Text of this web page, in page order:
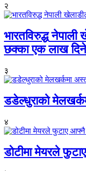
२
भारतविरुद्ध
छक्का एक लाख दिने
३
डडेल्धुराको
४
डोटीमा मेयरले